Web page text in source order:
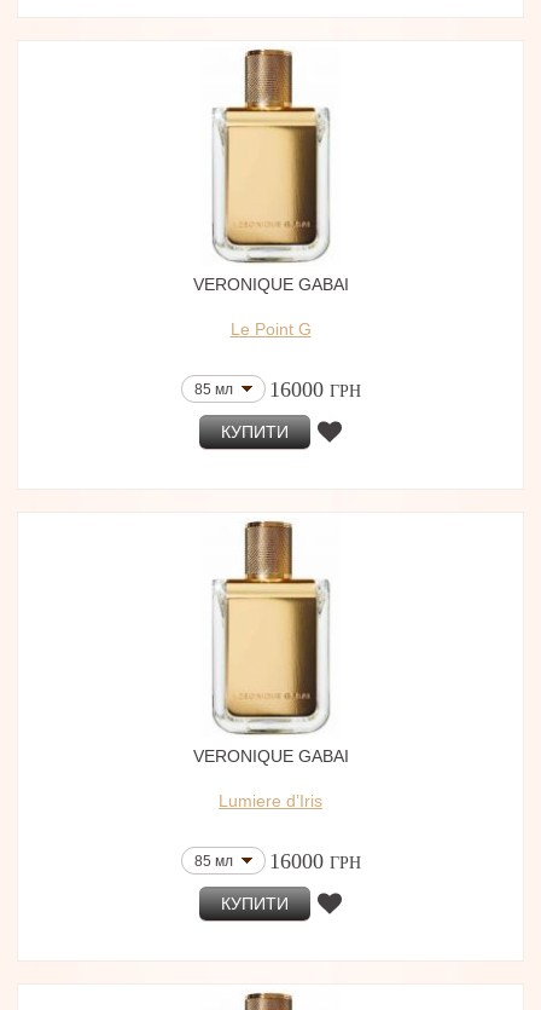
VERONIQUE GABAI
Le Point G
85 мл 16000 ГРН
КУПИТИ
VERONIQUE GABAI
Lumiere d’Iris
85 мл 16000 ГРН
КУПИТИ